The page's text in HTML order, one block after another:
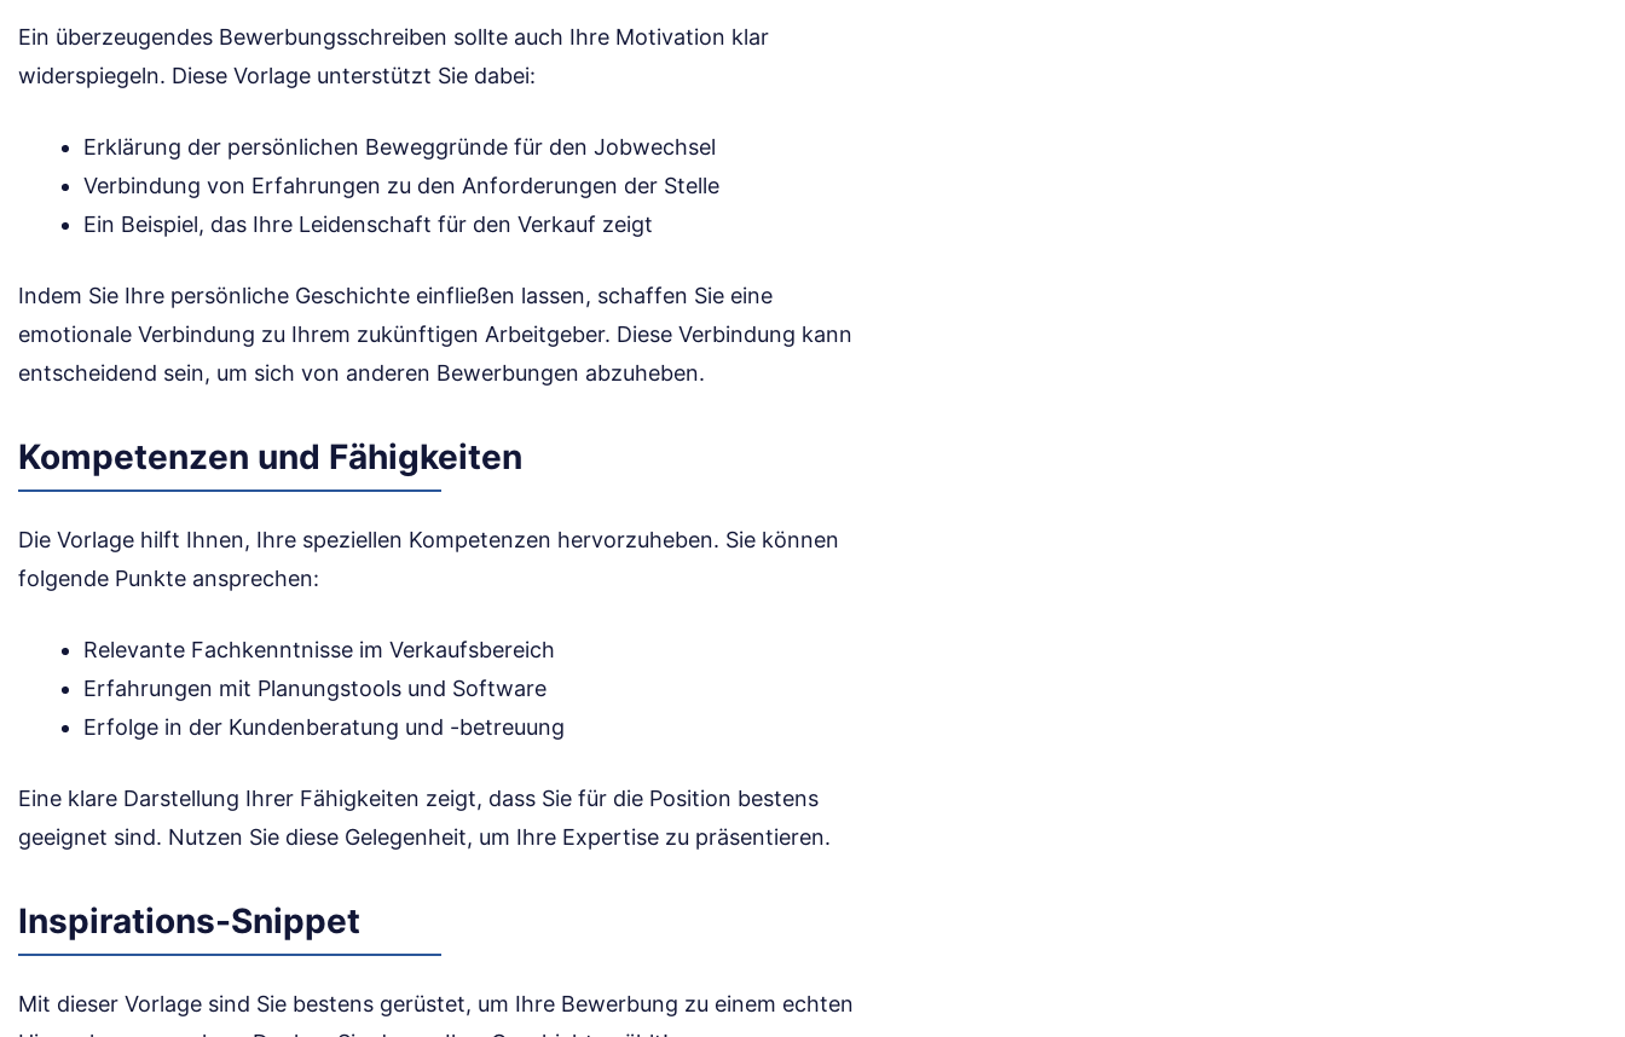
Ein überzeugendes Bewerbungsschreiben sollte auch Ihre Motivation klar
widerspiegeln. Diese Vorlage unterstützt Sie dabei:
Erklärung der persönlichen Beweggründe für den Jobwechsel
Verbindung von Erfahrungen zu den Anforderungen der Stelle
Ein Beispiel, das Ihre Leidenschaft für den Verkauf zeigt
Indem Sie Ihre persönliche Geschichte einfließen lassen, schaffen Sie eine
emotionale Verbindung zu Ihrem zukünftigen Arbeitgeber. Diese Verbindung kann
entscheidend sein, um sich von anderen Bewerbungen abzuheben.
Kompetenzen und Fähigkeiten
Die Vorlage hilft Ihnen, Ihre speziellen Kompetenzen hervorzuheben. Sie können
folgende Punkte ansprechen:
Relevante Fachkenntnisse im Verkaufsbereich
Erfahrungen mit Planungstools und Software
Erfolge in der Kundenberatung und -betreuung
Eine klare Darstellung Ihrer Fähigkeiten zeigt, dass Sie für die Position bestens
geeignet sind. Nutzen Sie diese Gelegenheit, um Ihre Expertise zu präsentieren.
Inspirations-Snippet
Mit dieser Vorlage sind Sie bestens gerüstet, um Ihre Bewerbung zu einem echten